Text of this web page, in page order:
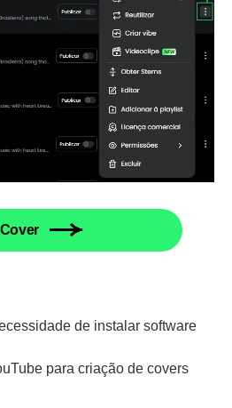
de instalar software
para criação de covers